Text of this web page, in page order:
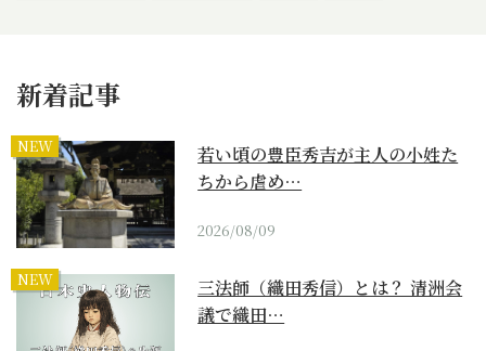
新着記事
NEW
若い頃の豊臣秀吉が主人の小姓た
ちから虐め…
2026/08/09
NEW
三法師（織田秀信）とは？ 清洲会
議で織田…